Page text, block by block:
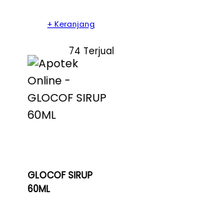
+ Keranjang
74 Terjual
GLOCOF SIRUP
60ML